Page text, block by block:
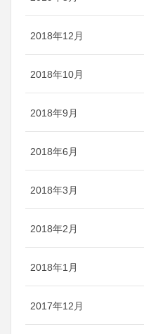
2018年12月
2018年10月
2018年9月
2018年6月
2018年3月
2018年2月
2018年1月
2017年12月